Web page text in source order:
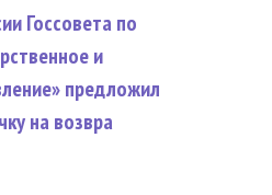
Госсовета по
и
предложил
на возвра